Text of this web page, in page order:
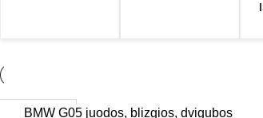
1–3 d. d.
Į KREPŠELĮ
BMW G05 juodos, blizgios, dvigubos